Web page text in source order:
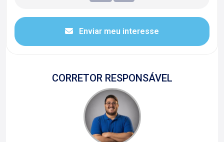
Enviar meu interesse
CORRETOR RESPONSÁVEL